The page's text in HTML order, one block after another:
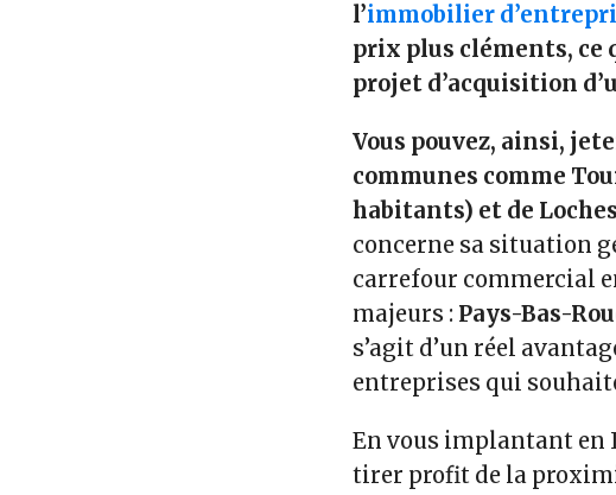
l’immobilier
prix plus cléments,
projet d’acquisition
Vous pouvez, ainsi,
communes comme
habitants) et de
concerne sa situation
carrefour commercial
majeurs : Pays-Bas-
s’agit d’un réel
entreprises qui
En vous implantant en
tirer profit de la